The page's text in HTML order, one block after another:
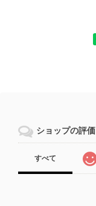
ショップの評価
すべて